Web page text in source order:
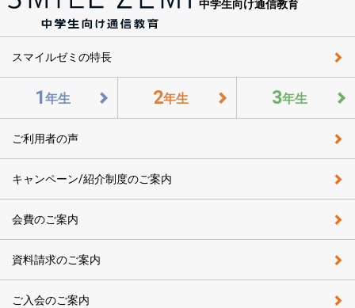
中学生向け通信教育
スマイルゼミの特長
1年生 2年生 3年生
ご利用者の声
キャンペーン/紹介制度のご案内
会費のご案内
資料請求のご案内
ご入会のご案内